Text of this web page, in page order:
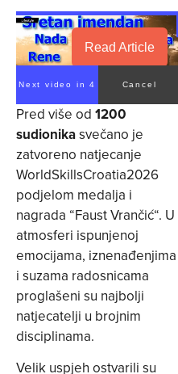
Read Article
Next video in 3 Cancel
Pred više od 1200
sudionikasvečano je
zatvoreno natjecanje
WorldSkillsCroatia2026
podjelom medalja i
nagrada “Faust Vrančić“. U
atmosferi ispunjenoj
emocijama, iznenađenjima
i suzama radosnicama
proglašeni su najbolji
natjecatelji u brojnim
disciplinama.
Velik uspjeh ostvarili su